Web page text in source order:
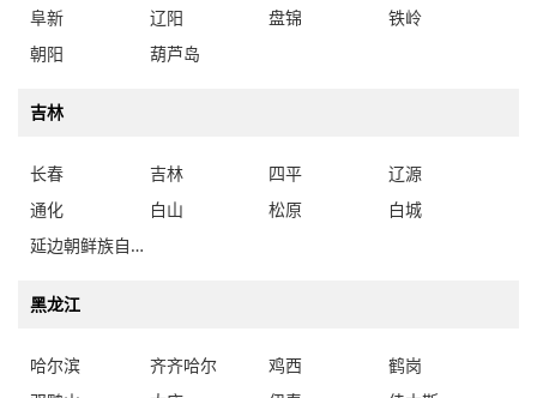
阜新
辽阳 盘锦
铁岭
朝阳
葫芦岛
吉林
长春 吉林 四平
辽源
通化
白山 松原
白城
延边朝鲜族自治州
黑龙江
哈尔滨 齐齐哈尔 鸡西
鹤岗